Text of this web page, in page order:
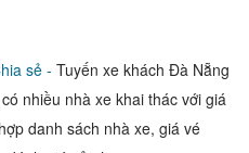
sẻ - Tuyến xe khách Đà Nẵng
nhiều nhà xe khai thác với giá
danh sách nhà xe, giá vé